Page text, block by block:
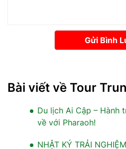
Gửi Bình
Bài viết về Tour
Du lịch Ai Cập – Hành
về với Pharaoh!
NHẬT KÝ TRẢI